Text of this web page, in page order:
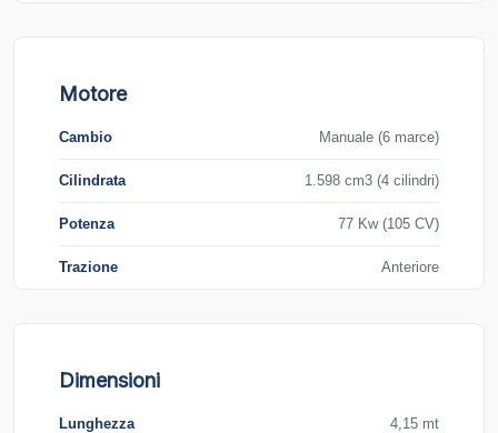
Motore
Cambio Manuale (6 marce)
Cilindrata 1.598 cm3 (4 cilindri)
Potenza 77 Kw (105 CV)
Trazione Anteriore
Dimensioni
Lunghezza 4,15 mt